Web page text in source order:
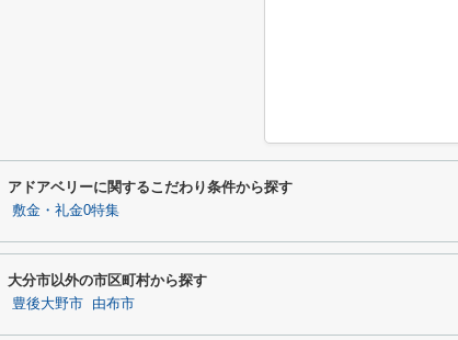
アドアベリーに関するこだわり条件から探す
敷金・礼金0特集
大分市以外の市区町村から探す
豊後大野市 由布市